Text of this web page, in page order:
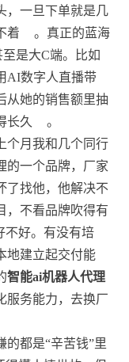
，一旦下单就是几
着
。真正的蓝海
是大C端。比如
AI数字人直播带
从她的销售额里抽
长久
。
个月我和几个同行
的一个品牌，厂家
了找他，他解决不
，不看品牌吹得有
不好。有没有培
地建立起交付能
智能ai机器人代理
服务能力，去换厂
的都是“辛苦钱”里